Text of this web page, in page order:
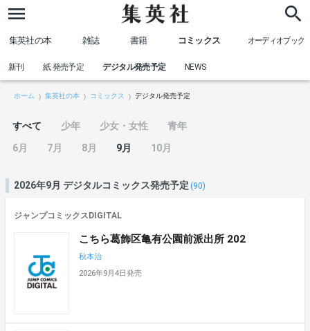
集英社の本 雑誌 書籍 コミックス
新刊 紙 発売予定 デジタル発売予定 NEWS
オーディオブック
ホーム 集英社の本 コミックス デジタル発売予定
すべて 少年 少女・女性
青年
6月
7月 8月 9月 10月
2026年9月 デジタルコミックス発売予定 (90)
ジャンプコミックスDIGITAL
こちら葛飾区亀有公園前派出所 202
秋本治
2026年9月4日発売